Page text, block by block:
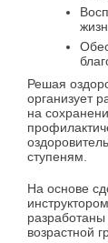
Решая
организует
на
ступеням.
На основе
возрастной